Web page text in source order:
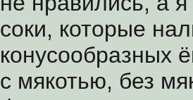
соки, которые
конусообразных
с мякотью, без